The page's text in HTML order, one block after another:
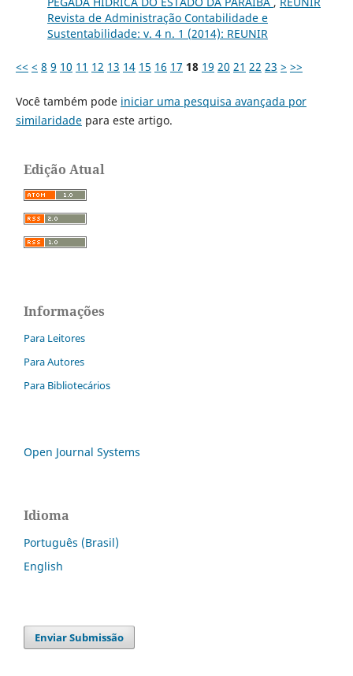
Revista de Administração Contabilidade e
Sustentabilidade: v. 4 n. 1 (2014): REUNIR
<< < 8 9 10 11 12 13 14 15 16 17 18 19 20 21 22 23 > >>
Você também pode iniciar uma pesquisa avançada por
similaridadepara este artigo.
Edição Atual
Informações
Para Leitores
Para Autores
Para Bibliotecários
Open Journal Systems
Idioma
Português (Brasil)
English
Enviar Submissão